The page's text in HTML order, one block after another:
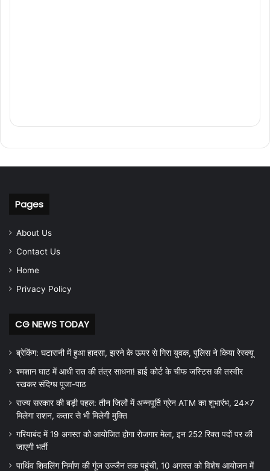
Pages
About Us
Contact Us
Home
Privacy Policy
CG NEWS TODAY
ब्रेकिंग: घटारानी में हुआ हादसा, झरने के ऊपर से गिरा युवक, पुलिस ने किया रेस्क्यू
श्मशान घाट में आधी रात की तंत्र साधना! हाई कोर्ट के चीफ जस्टिस की तस्वीर
रखकर संदिग्ध पूजा-पाठ
राज्य सरकार की बड़ी पहल: तीन जिलों में अन्नपूर्ति ग्रेन ATM का शुभारंभ, 24×7
मिलेगा राशन, कतार से भी मिलेगी मुक्ति
गरियाबंद में 19 अगस्त को आयोजित होगा रोजगार मेला, इन 252 रिक्त पदों पर की
जाएगी भर्ती
पार्थिव शिवलिंग निर्माण की गूंज उज्जैन तक पहुंची, 10 अगस्त को विशेष आयोजन में